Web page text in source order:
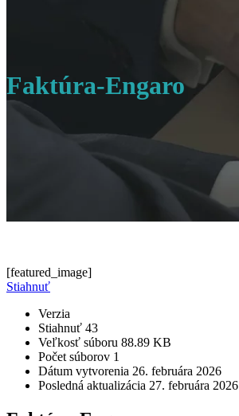
Faktúra-Engaro
[featured_image]
Stiahnuť
Verzia
Stiahnuť 43
Veľkosť súboru 88.89 KB
Počet súborov 1
Dátum vytvorenia 26. februára 2026
Posledná aktualizácia 27. februára 2026